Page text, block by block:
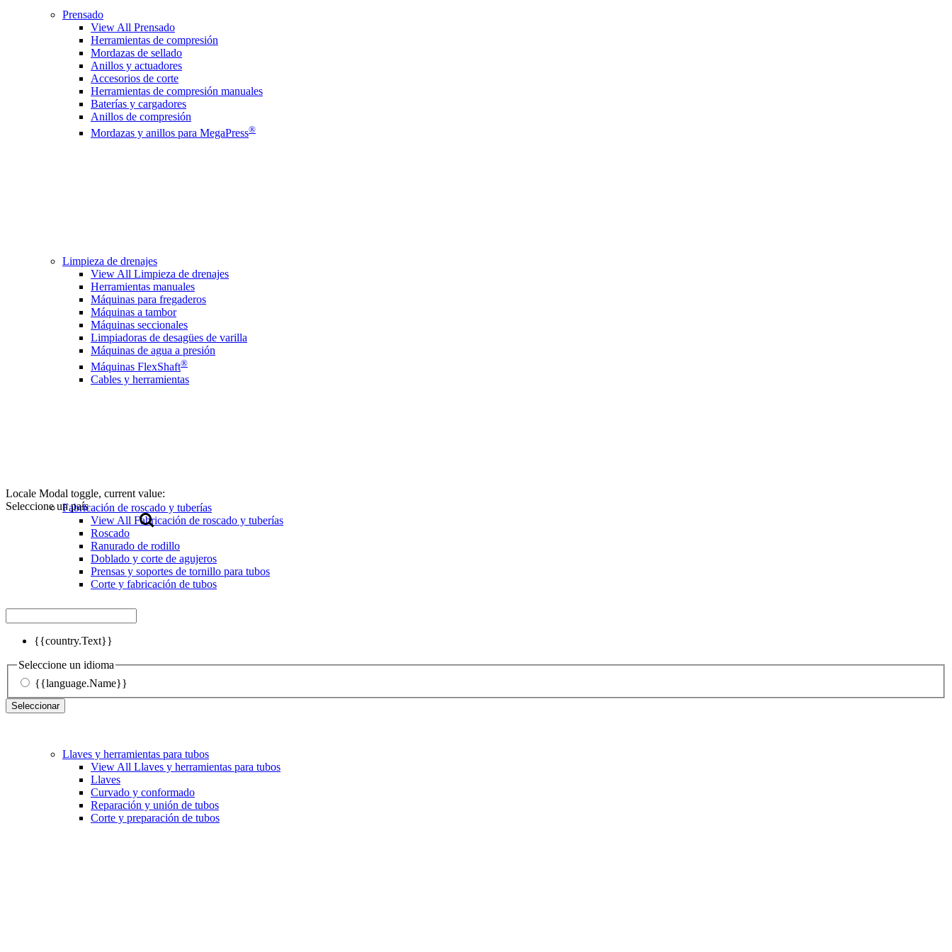
Locale Modal toggle, current value:
Seleccione un país
{{country.Text}}
Seleccione un idioma
{{language.Name}}
Seleccionar
Prensado
View All Prensado
Herramientas de compresión
Mordazas de sellado
Anillos y actuadores
Accesorios de corte
Herramientas de compresión manuales
Baterías y cargadores
Anillos de compresión
Mordazas y anillos para MegaPress®
Limpieza de drenajes
View All Limpieza de drenajes
Herramientas manuales
Máquinas para fregaderos
Máquinas a tambor
Máquinas seccionales
Limpiadoras de desagües de varilla
Máquinas de agua a presión
Máquinas FlexShaft®
Cables y herramientas
Fabricación de roscado y tuberías
View All Fabricación de roscado y tuberías
Roscado
Ranurado de rodillo
Doblado y corte de agujeros
Prensas y soportes de tornillo para tubos
Corte y fabricación de tubos
Llaves y herramientas para tubos
View All Llaves y herramientas para tubos
Llaves
Curvado y conformado
Reparación y unión de tubos
Corte y preparación de tubos